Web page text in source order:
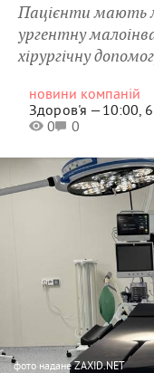
Пацієнти мають
ургентну
хірургічну
новини компаній
Здоров'я —10:00,
0
0
фото надане ZAXID.NET